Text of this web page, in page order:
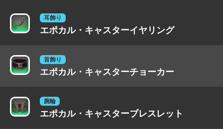
耳飾り
エポカル・キャスターイヤリング
首飾り
エポカル・キャスターチョーカー
腕輪
エポカル・キャスターブレスレット